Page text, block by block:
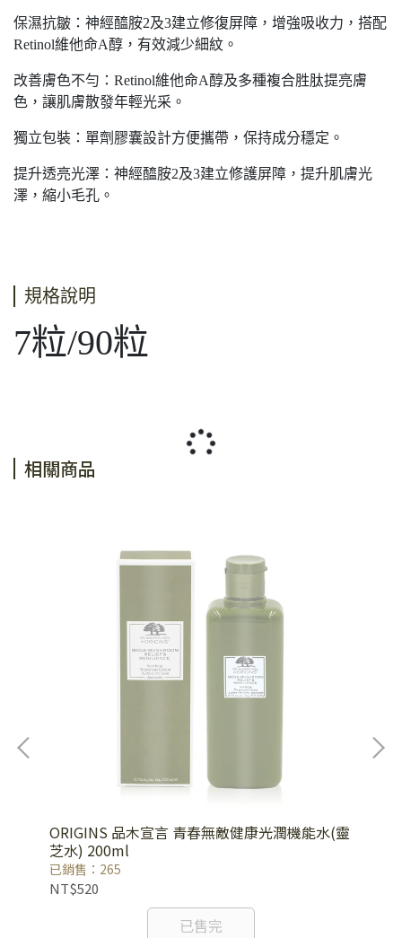
保濕抗皺：神經醯胺2及3建立修復屏障，增強吸收力，搭配
Retinol維他命A醇，有效減少細紋。
改善膚色不勻：Retinol維他命A醇及多種複合胜肽提亮膚
色，讓肌膚散發年輕光采。
獨立包裝：單劑膠囊設計方便攜帶，保持成分穩定。
提升透亮光澤：神經醯胺2及3建立修護屏障，提升肌膚光
澤，縮小毛孔。
規格說明
7粒/90粒
相關商品
ORIGINS 品木宣言 青春無敵健康光潤機能水(靈
芝水) 200ml
已銷售：265
NT$520
已售完